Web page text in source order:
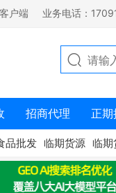
户端 业务电话：
招商代理 正
品批发 临期货源 临期